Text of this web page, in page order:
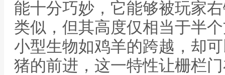
能十分巧妙，它能够被玩家
类似，但其高度仅相当于半
小型生物如鸡羊的跨越，却
猪的前进，这一特性让栅栏